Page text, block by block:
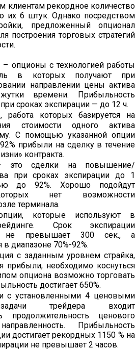
клиентам рекордное количество
их 6 штук. Однако посредством
предложенный опционал
построения торговых стратегий
опционы с технологией работы
в которых получают при
направлении цены актива
времени. Прибыльность
сроках экспирации — до 12 ч.
которых базируется на
стоимости одного актива
С помощью указанной опции
прибыли на сделку в течение
контракта.
это сделки на повышение/
при сроках экспирации до 1
до 92%. Хорошо подойдут
нет возможности
терминала.
которые используют в
Срок экспирации
не превышает 300 сек., а
в диапазоне 70%-92%.
с заданным уровнем страйка,
прибыли, необходимо коснуться
опциона возможно торговать
достигает 650%.
с установленными 4 ценовыми
трейдера входит
продолжительность ценового
Прибыльность
достигает рекордных 1150 % на
не превышает 2 часов.